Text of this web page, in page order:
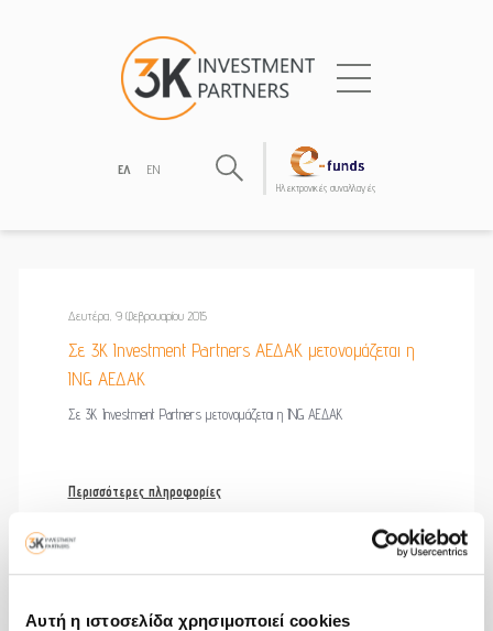
Αυτή η ιστοσελίδα χρησιμοποιεί cookies
ΕΛ EN
Hλεκτρονικές συναλλαγές
Δευτέρα, 9 Φεβρουαρίου 2015
Σε 3K Investment Partners ΑΕΔΑΚ μετονομάζεται η
ING ΑΕΔΑΚ
Σε 3K Investment Partners μετονομάζεται η ING ΑΕΔΑΚ
Περισσότερες πληροφορίες